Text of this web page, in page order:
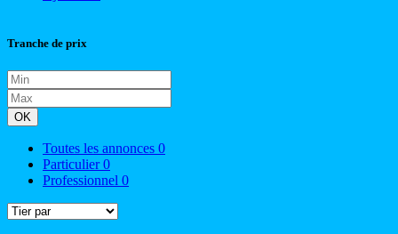
Tranche de prix
OK
Toutes les annonces 0
Particulier0
Professionnel 0